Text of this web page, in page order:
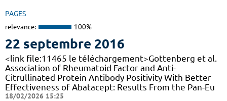
PAGES
relevance: 100%
22 septembre 2016
<link file:11465 le téléchargement>Gottenberg et al.
Association of Rheumatoid Factor and Anti-
Citrullinated Protein Antibody Positivity With Better
Effectiveness of Abatacept: Results From the Pan-Eu
18/02/2026 15:25